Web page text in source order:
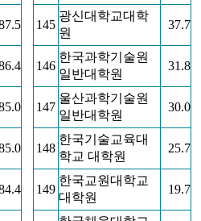
145
광신대학교대학
원
37.7
146
한국과학기술원
일반대학원
31.8
147
울산과학기술원
일반대학원
30.0
148
한국기술교육대
학교 대학원
25.7
149
한국교원대학교
대학원
19.7